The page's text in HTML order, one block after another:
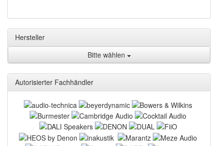
Hersteller
Bitte wählen
Autorisierter Fachhändler